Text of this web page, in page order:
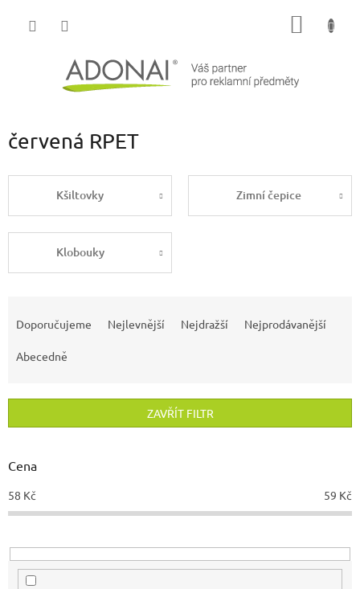
červená RPET
Kšiltovky Zimní čepice
Klobouky
r
d
k
t
Doporučujeme Nejlevnější Nejdražší Nejprodávanější
Abecedně
ZAVŘÍT FILTR
Cena
58 Kč 59 Kč